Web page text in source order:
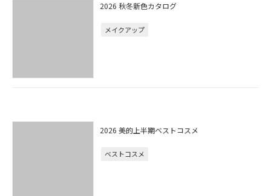
2026 秋冬新色カタログ
メイクアップ
2026 美的上半期ベストコスメ
ベストコスメ